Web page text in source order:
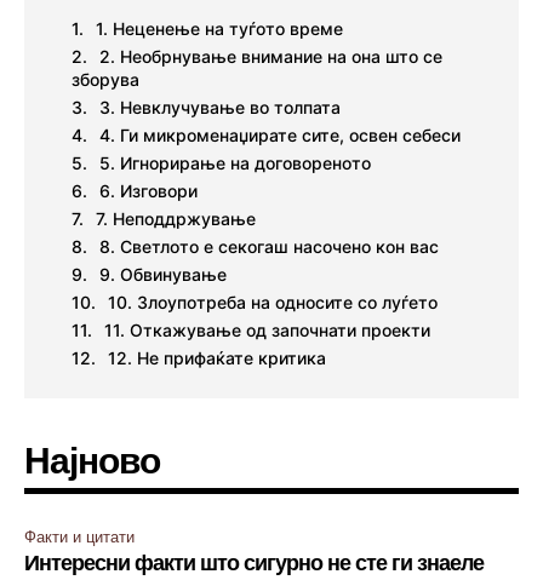
1. Неценење на туѓото време
2. Необрнување внимание на она што се
зборува
3. Невклучување во толпата
4. Ги микроменаџирате сите, освен себеси
5. Игнорирање на договореното
6. Изговори
7. Неподдржување
8. Светлото е секогаш насочено кон вас
9. Обвинување
10. Злоупотреба на односите со луѓето
11. Откажување од започнати проекти
12. Не прифаќате критика
Најново
Факти и цитати
Интересни факти што сигурно не сте ги знаеле